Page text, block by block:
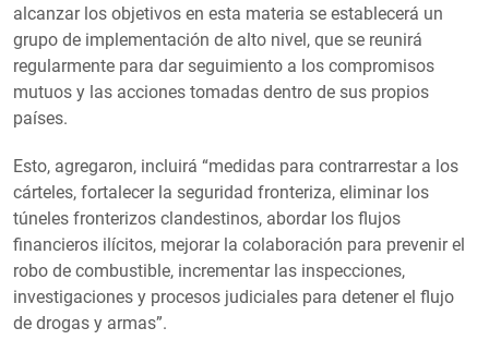
alcanzar los objetivos en esta materia se establecerá un
grupo de implementación de alto nivel, que se reunirá
regularmente para dar seguimiento a los compromisos
mutuos y las acciones tomadas dentro de sus propios
países.
Esto, agregaron, incluirá “medidas para contrarrestar a los
cárteles, fortalecer la seguridad fronteriza, eliminar los
túneles fronterizos clandestinos, abordar los flujos
financieros ilícitos, mejorar la colaboración para prevenir el
robo de combustible, incrementar las inspecciones,
investigaciones y procesos judiciales para detener el flujo
de drogas y armas”.